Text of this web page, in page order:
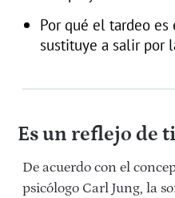
Por qué el tardeo
sustituye a salir por
Es un reflejo de ti
De acuerdo con el
psicólogo Carl Jung, la